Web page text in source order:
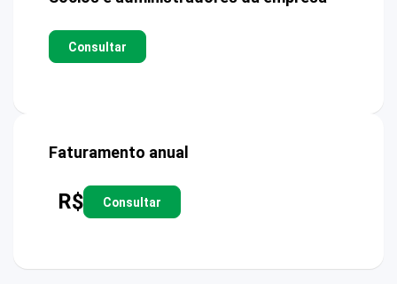
Consultar
Faturamento anual
R$ Consultar